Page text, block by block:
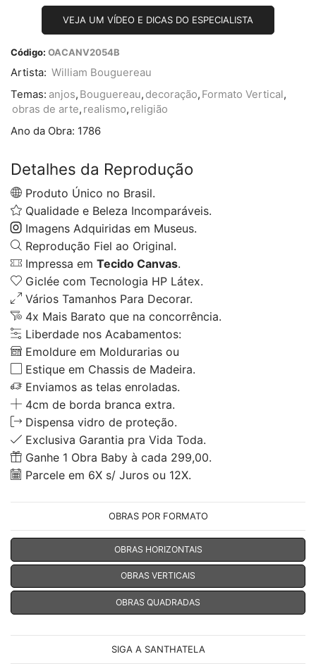
VEJA UM VÍDEO E DICAS DO ESPECIALISTA
Código: OACANV2054B
Artista: William Bouguereau
Temas: anjos, Bouguereau, decoração, Formato Vertical,
obras de arte, realismo, religião
Ano da Obra: 1786
Detalhes da Reprodução
Produto Único no Brasil.
Qualidade e Beleza Incomparáveis.
Imagens Adquiridas em Museus.
Reprodução Fiel ao Original.
Impressa em Tecido Canvas.
Giclée com Tecnologia HP Látex.
Vários Tamanhos Para Decorar.
4x Mais Barato que na concorrência.
Liberdade nos Acabamentos:
Emoldure em Moldurarias ou
Estique em Chassis de Madeira.
Enviamos as telas enroladas.
4cm de borda branca extra.
Dispensa vidro de proteção.
Exclusiva Garantia pra Vida Toda.
Ganhe 1 Obra Baby à cada 299,00.
Parcele em 6X s/ Juros ou 12X.
OBRAS POR FORMATO
OBRAS HORIZONTAIS
OBRAS VERTICAIS
OBRAS QUADRADAS
SIGA A SANTHATELA